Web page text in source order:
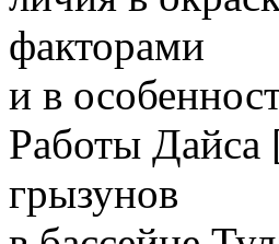
факторами
и в
Работы Дайса
грызунов